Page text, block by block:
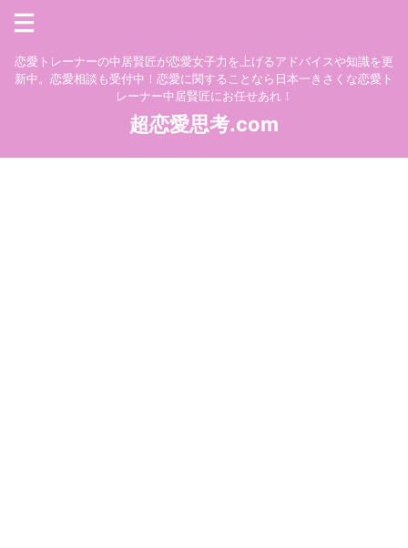
恋愛トレーナーの中居賢匠が恋愛女子力を上げるアドバイスや知識を更
新中。恋愛相談も受付中！恋愛に関することなら日本一きさくな恋愛ト
レーナー中居賢匠にお任せあれ！
超恋愛思考.com